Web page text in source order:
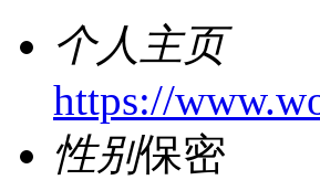
个人主页
https://
性别保密